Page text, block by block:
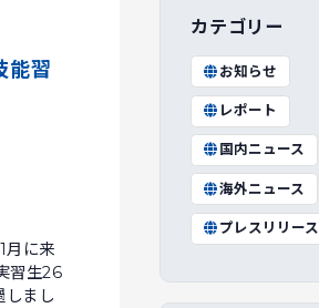
習
月に来
習生26
しまし
カテゴリー
お知らせ
レポート
国内ニュース
海外ニュース
プレスリリース